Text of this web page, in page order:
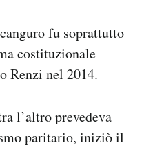
fu soprattutto
costituzionale
Renzi nel 2014.
l’altro prevedeva
paritario, iniziò il